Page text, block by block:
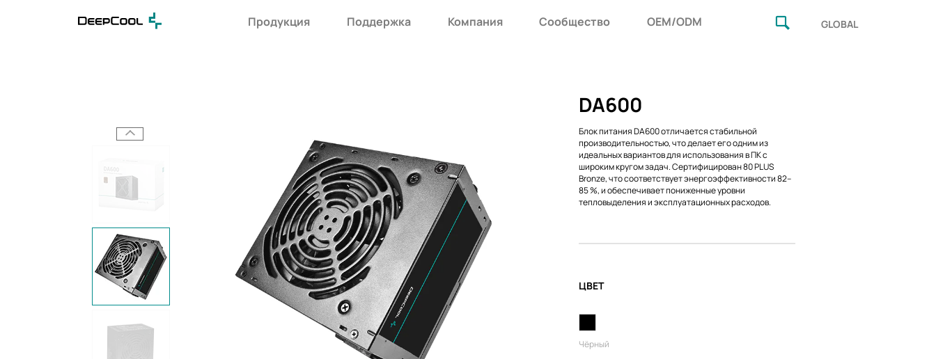
Продукция Поддержка Компания Сообщество OEM/ODM GLOBAL
DA600
Блок питания DA600 отличается стабильной
производительностью, что делает его одним из
идеальных вариантов для использования в ПК с
широким кругом задач. Сертифицирован 80 PLUS
Bronze, что соответствует энергоэффективности 82–
85 %, и обеспечивает пониженные уровни
тепловыделения и эксплуатационных расходов.
ЦВЕТ
Чёрный